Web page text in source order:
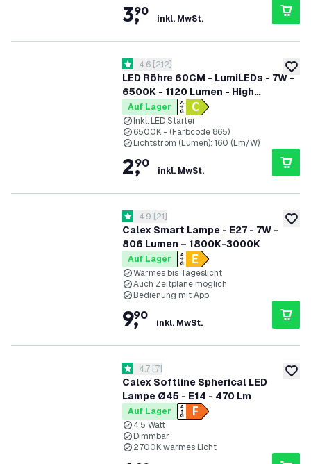
3,
90
inkl. MwSt.
zur
LED Röhre 60CM - LumiLEDs - 7W -
6500K - 1120 Lumen - High
Efficiency
Bewertungsbereich öffnen
4.6 Bewertungssterne
4.6 [212]
Auf Lager
Inkl. LED Starter
6500K - (Farbcode 865)
Lichtstrom (Lumen): 160 (Lm/W)
2,
90
inkl. MwSt.
zur
Calex Smart Lampe - E27 - 7W -
806 Lumen – 1800K-3000K
Bewertungsbereich öffnen
4.9 Bewertungssterne
4.9 [21]
Auf Lager
Warmes bis Tageslicht
Auch Zeitpläne möglich
Bedienung mit App
9,
90
inkl. MwSt.
zur
Calex Softline Spherical LED
Lampe Ø45 - E14 - 470 Lm
Bewertungsbereich öffnen
4.7 Bewertungssterne
4.7 [7]
Auf Lager
4.5 Watt
Dimmbar
2700K warmes Licht